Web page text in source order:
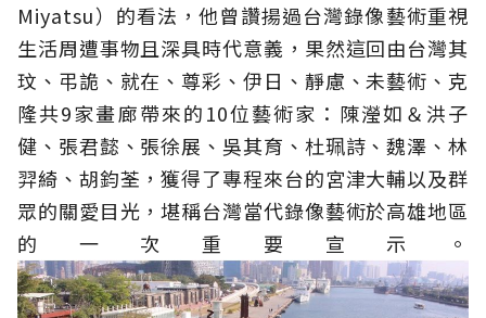
Miyatsu）的看法，他曾讚揚過台灣錄像藝術重視
生活周遭事物且深具時代意義，果然這回由台灣其
玟、弔詭、就在、尊彩、伊日、靜慮、未藝術、克
隆共9家畫廊帶來的10位藝術家：陳瀅如＆洪子
健、張君懿、張徐展、吳其育、杜珮詩、魏澤、林
羿綺、胡鈞荃，獲得了專程來台的宮津大輔以及群
眾的關愛目光，堪稱台灣當代錄像藝術於高雄地區
的一次重要宣示。